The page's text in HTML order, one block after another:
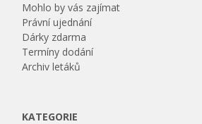
Mohlo by vás zajímat
Právní ujednání
Dárky zdarma
Termíny dodání
Archiv letáků
KATEGORIE